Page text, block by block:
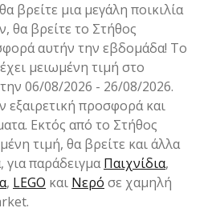
βρείτε μια μεγάλη ποικιλία
θα βρείτε το Στήθος
αυτήν την εβδομάδα! Το
μειωμένη τιμή στο
06/08/2026 - 26/08/2026.
εξαιρετική προσφορά και
Εκτός από το Στήθος
τιμή, θα βρείτε και άλλα
για παράδειγμαΠαιχνίδια,
, LEGO και Νερό σε χαμηλή